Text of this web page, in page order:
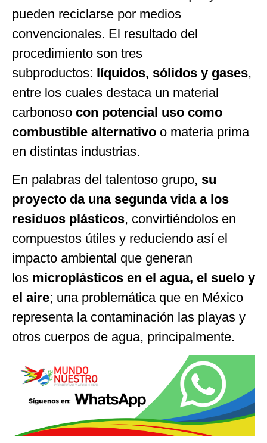
pueden reciclarse por medios
convencionales. El resultado del
procedimiento son tres
subproductos: líquidos, sólidos y gases,
entre los cuales destaca un material
carbonoso con potencial uso como
combustible alternativo o materia prima
en distintas industrias.
En palabras del talentoso grupo, su
proyecto da una segunda vida a los
residuos plásticos, convirtiéndolos en
compuestos útiles y reduciendo así el
impacto ambiental que generan
los microplásticos en el agua, el suelo y
el aire; una problemática que en México
representa la contaminación las playas y
otros cuerpos de agua, principalmente.